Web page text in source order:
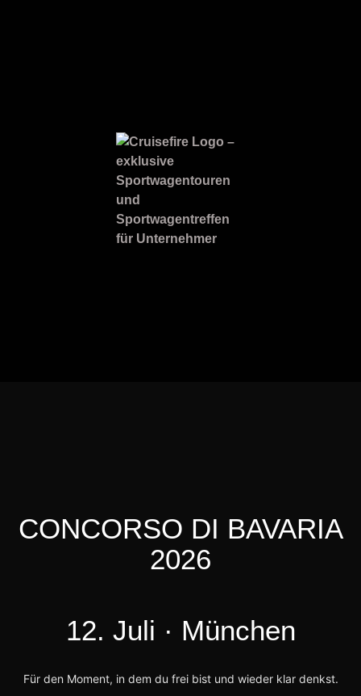
CONCORSO DI BAVARIA
2026
12. Juli · München
Für den Moment, in dem du frei bist und wieder klar denkst.